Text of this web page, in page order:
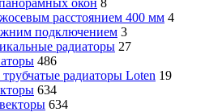
расстоянием 400 мм 4
подключением 3
радиаторы 27
486
радиаторы Loten 19
634
634